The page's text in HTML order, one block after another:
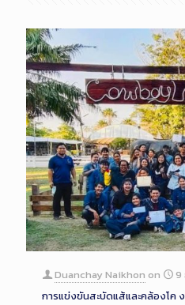
Duanchay Naikhon on
9
การแข่งขันสะบัดแส้และคล้องโค